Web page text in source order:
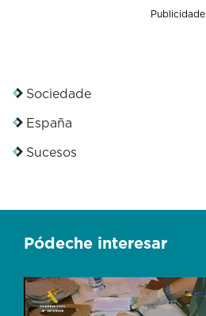
Publicidade
Sociedade
España
Sucesos
Pódeche interesar